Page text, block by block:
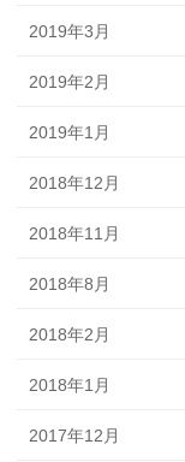
2019年3月
2019年2月
2019年1月
2018年12月
2018年11月
2018年8月
2018年2月
2018年1月
2017年12月